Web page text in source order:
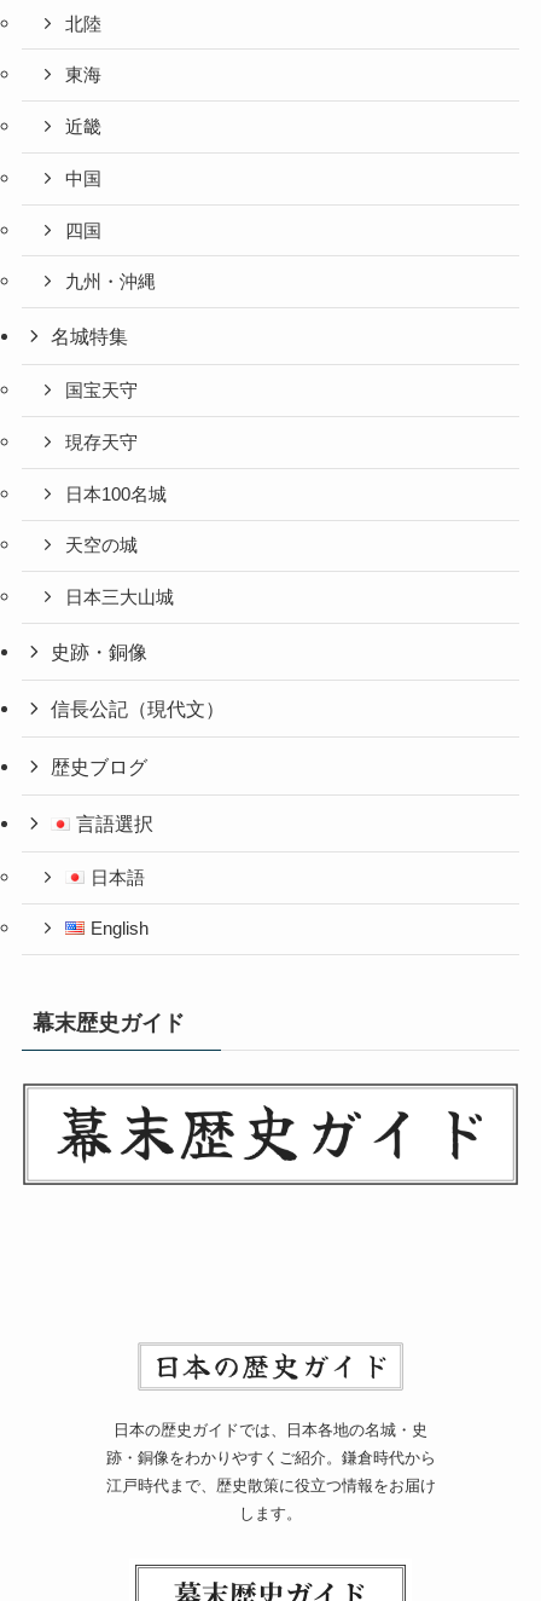
北陸
東海
近畿
中国
四国
九州・沖縄
名城特集
国宝天守
現存天守
日本100名城
天空の城
日本三大山城
史跡・銅像
信長公記（現代文）
歴史ブログ
言語選択
日本語
English
幕末歴史ガイド
日本の歴史ガイドでは、日本各地の名城・史
跡・銅像をわかりやすくご紹介。鎌倉時代から
江戸時代まで、歴史散策に役立つ情報をお届け
します。